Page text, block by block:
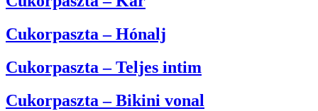
Cukorpaszta – Hónalj
Cukorpaszta – Teljes intim
Cukorpaszta – Bikini vonal